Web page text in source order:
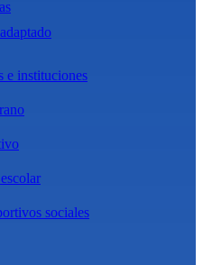
e instituciones
sociales